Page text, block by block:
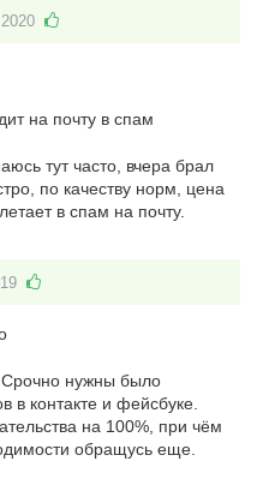
на почту в спам
тут часто, вчера брал
по качеству норм, цена
в спам на почту.
нужны было
в контакте и фейсбуке.
на 100%, при чём
обращусь еще.